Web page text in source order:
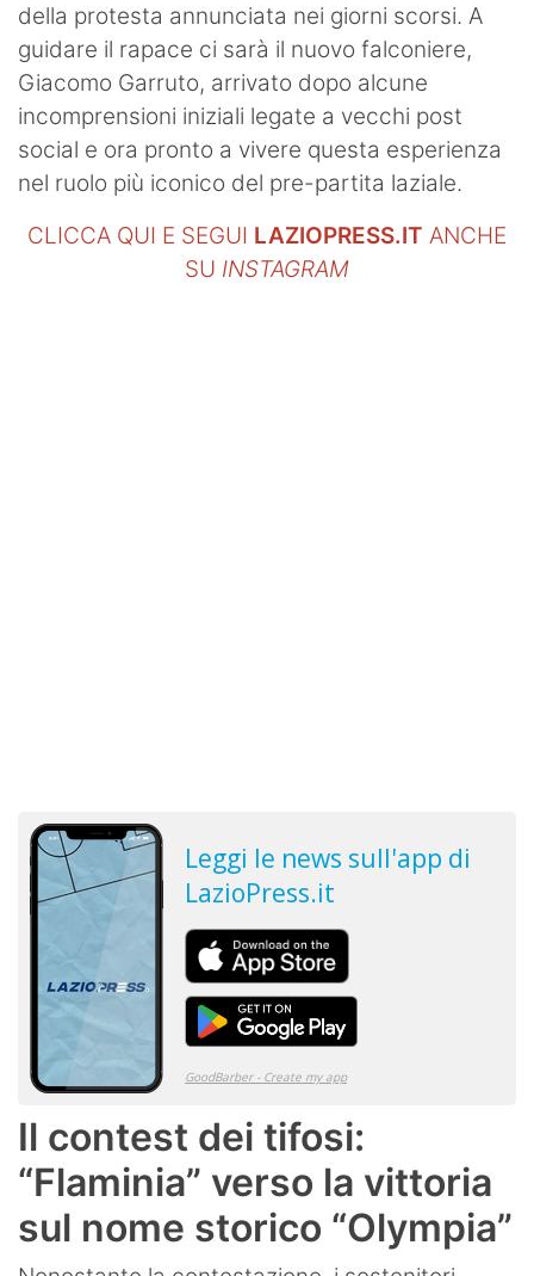
della protesta annunciata nei giorni scorsi. A
guidare il rapace ci sarà il nuovo falconiere,
Giacomo Garruto, arrivato dopo alcune
incomprensioni iniziali legate a vecchi post
social e ora pronto a vivere questa esperienza
nel ruolo più iconico del pre-partita laziale.
CLICCA QUI E SEGUI LAZIOPRESS.IT ANCHE
SU INSTAGRAM
Il contest dei tifosi:
“Flaminia” verso la vittoria
sul nome storico “Olympia”